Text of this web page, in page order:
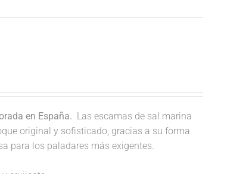
en España. Las escamas de sal marina
original y sofisticado, gracias a su forma
para los paladares más exigentes.